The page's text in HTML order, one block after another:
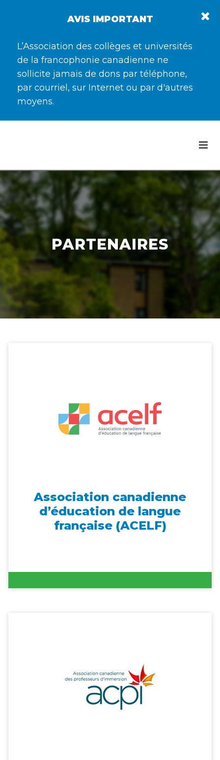
AVIS IMPORTANT
L’Association des collèges et universités
de la francophonie canadienne ne
sollicite jamais de dons par téléphone,
par courriel, sur Internet ou par d'autres
moyens.
PARTENAIRES
Association canadienne
d’éducation de langue
française (ACELF)